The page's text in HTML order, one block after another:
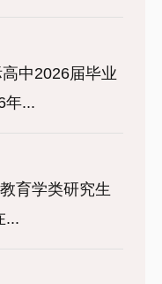
中2026届毕业
年...
育学类研究生
...